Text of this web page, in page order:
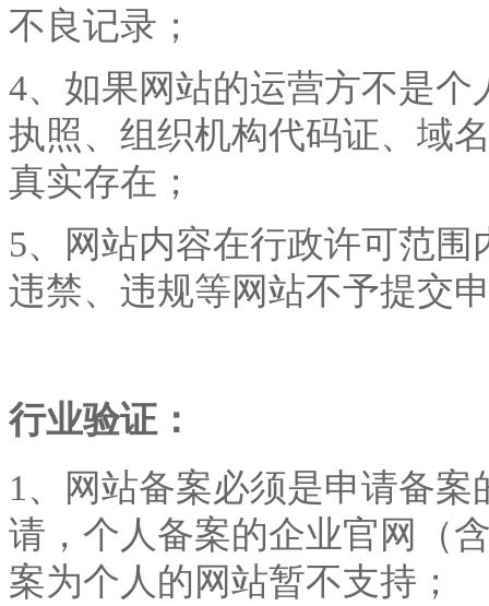
不良记录；
4、如果网站的运营方不是
执照、组织机构代码证、域
真实存在；
5、网站内容在行政许可范
违禁、违规等网站不予提交
行业验证：
1、网站备案必须是申请备
请，个人备案的企业官网（
案为个人的网站暂不支持；